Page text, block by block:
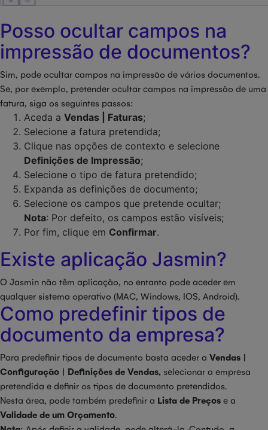
Posso ocultar campos na
impressão de documentos?
Sim, pode ocultar campos na impressão de vários documentos.
Se, por exemplo, pretender ocultar campos na impressão de uma
fatura, siga os seguintes passos:
Aceda a Vendas | Faturas;
Selecione a fatura pretendida;
Clique nas opções de contexto e selecione
Definições de Impressão;
Selecione o tipo de fatura pretendido;
Expanda as definições de documento;
Selecione os campos que pretende ocultar;
Nota: Por defeito, os campos estão visíveis;
Por fim, clique em Confirmar.
Existe aplicação Jasmin?
O Jasmin não têm aplicação, no entanto pode aceder em
qualquer sistema operativo (MAC, Windows, IOS, Android).
Como predefinir tipos de
documento da empresa?
Para predefinir tipos de documento basta aceder a Vendas |
Configuração | Definições de Vendas, selecionar a empresa
pretendida e definir os tipos de documento pretendidos.
Nesta área, pode também predefinir a Lista de Preços e a
Validade de um Orçamento.